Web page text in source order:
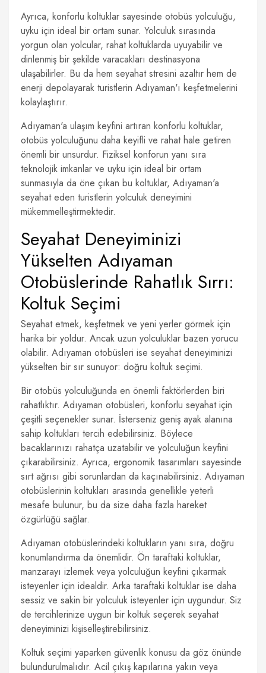
Ayrıca, konforlu koltuklar sayesinde otobüs yolculuğu,
uyku için ideal bir ortam sunar. Yolculuk sırasında
yorgun olan yolcular, rahat koltuklarda uyuyabilir ve
dinlenmiş bir şekilde varacakları destinasyona
ulaşabilirler. Bu da hem seyahat stresini azaltır hem de
enerji depolayarak turistlerin Adıyaman'ı keşfetmelerini
kolaylaştırır.
Adıyaman'a ulaşım keyfini artıran konforlu koltuklar,
otobüs yolculuğunu daha keyifli ve rahat hale getiren
önemli bir unsurdur. Fiziksel konforun yanı sıra
teknolojik imkanlar ve uyku için ideal bir ortam
sunmasıyla da öne çıkan bu koltuklar, Adıyaman'a
seyahat eden turistlerin yolculuk deneyimini
mükemmelleştirmektedir.
Seyahat Deneyiminizi
Yükselten Adıyaman
Otobüslerinde Rahatlık Sırrı:
Koltuk Seçimi
Seyahat etmek, keşfetmek ve yeni yerler görmek için
harika bir yoldur. Ancak uzun yolculuklar bazen yorucu
olabilir. Adıyaman otobüsleri ise seyahat deneyiminizi
yükselten bir sır sunuyor: doğru koltuk seçimi.
Bir otobüs yolculuğunda en önemli faktörlerden biri
rahatlıktır. Adıyaman otobüsleri, konforlu seyahat için
çeşitli seçenekler sunar. İsterseniz geniş ayak alanına
sahip koltukları tercih edebilirsiniz. Böylece
bacaklarınızı rahatça uzatabilir ve yolculuğun keyfini
çıkarabilirsiniz. Ayrıca, ergonomik tasarımları sayesinde
sırt ağrısı gibi sorunlardan da kaçınabilirsiniz. Adıyaman
otobüslerinin koltukları arasında genellikle yeterli
mesafe bulunur, bu da size daha fazla hareket
özgürlüğü sağlar.
Adıyaman otobüslerindeki koltukların yanı sıra, doğru
konumlandırma da önemlidir. Ön taraftaki koltuklar,
manzarayı izlemek veya yolculuğun keyfini çıkarmak
isteyenler için idealdir. Arka taraftaki koltuklar ise daha
sessiz ve sakin bir yolculuk isteyenler için uygundur. Siz
de tercihlerinize uygun bir koltuk seçerek seyahat
deneyiminizi kişiselleştirebilirsiniz.
Koltuk seçimi yaparken güvenlik konusu da göz önünde
bulundurulmalıdır. Acil çıkış kapılarına yakın veya